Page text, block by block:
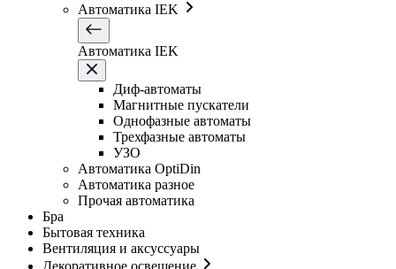
Автоматика IEK
Автоматика IEK
Диф-автоматы
Магнитные пускатели
Однофазные автоматы
Трехфазные автоматы
УЗО
Автоматика OptiDin
Автоматика разное
Прочая автоматика
Бра
Бытовая техника
Вентиляция и аксуссуары
Декоративное освещение